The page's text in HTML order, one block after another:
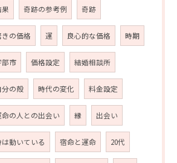
果 奇跡の参考例 奇跡
きの価格 運 良心的な価格 時期
部市 価格設定 結婚相談所
分の殻 時代の変化 料金設定
命の人との出会い 縁 出会い
は動いている 宿命と運命 20代